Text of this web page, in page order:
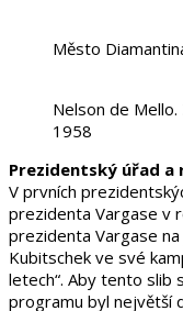
Město
Nelson de
1958
Prezidentský úřad
V prvních
prezidenta Vargase v
prezidenta Vargase
Kubitschek ve své
letech“. Aby tento slib
programu byl největší